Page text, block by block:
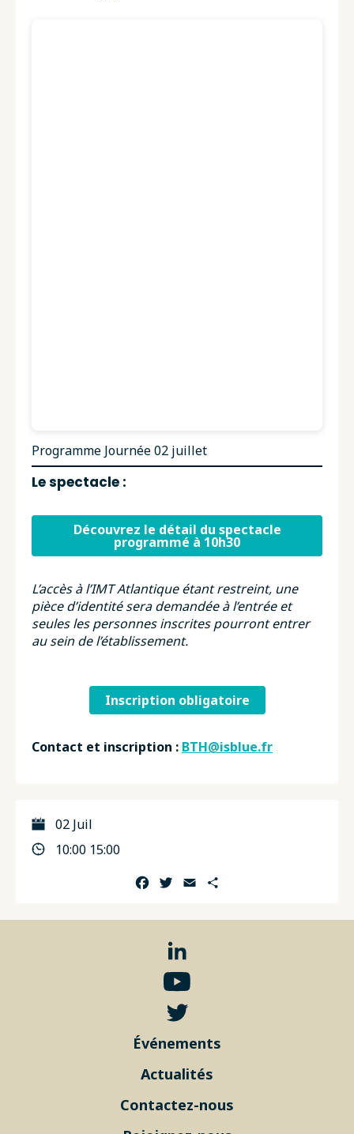
Programme Journée 02 juillet
Le spectacle :
Découvrez le détail du spectacle
programmé à 10h30
L’accès à l’IMT Atlantique étant restreint, une
pièce d’identité sera demandée à l’entrée et
seules les personnes inscrites pourront entrer
au sein de l’établissement.
Inscription obligatoire
Contact et inscription : BTH@isblue.fr
02 Juil
10:00 15:00
Facebook
TwitterEmailPartager
Événements
Actualités
Contactez-nous